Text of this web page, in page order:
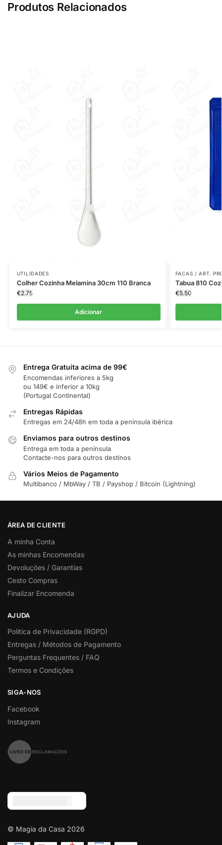
Produtos Relacionados
UTILIDADES
Colher Cozinha Melamina 30cm 110 Branca
€2.75
Adicionar
FACAS / ART.
Tabua 810
€5.50
Entrega Gratuita acima de 99€
Encomendas inferiores a 5kg
ou 149€ e inferior a 10kg
(Portugal Continental)
Entregas Rápidas
Entregas em 24/48h em toda a península ibérica
Enviamos para outros destinos
Entrega em toda a península
Contacte-nos para outros destinos
Vários Meios de Pagamento
Multibanco / MbWay / TB / Payshop / Bitcoin (Lightning)
ÁREA DE CLIENTE
A minha Conta
As minhas Encomendas
Devoluções / Garantias
Cesto Compras
Finalizar Encomenda
AJUDA
Politica de Privacidade (RGPD)
Entregas / Métodos de Pagamento
Perguntas Frequentes / FAQ
Termos e Condições
SIGA-NOS
Facebook
Instagram
© Magia da Casa 2026